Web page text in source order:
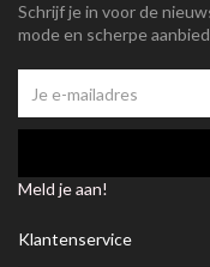
Schrijf je in voor de
mode en scherpe
Meld je aan!
Klantenservice